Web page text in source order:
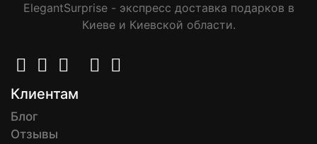
ElegantSurprise - экспресс доставка подарков в
Киеве и Киевской области.
Клиентам
Блог
Отзывы